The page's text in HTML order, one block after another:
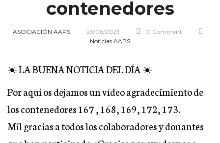
contenedores
ASOCIACIÓN AAPS 23/06/2023
0 Comment
Noticias AAPS
☀️ LA BUENA NOTICIA DEL DÍA ☀️
Por aquí os dejamos un vídeo agradecimiento de
los contenedores 167 , 168, 169, 172, 173.
Mil gracias a todos los colaboradores y donantes